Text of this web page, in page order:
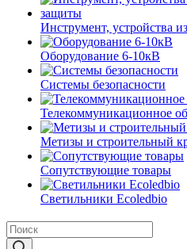
Инструмент, устройства
Оборудование 6-10кВ
Системы безопасности
Телекоммуникационное
Метизы и строительный
Сопутствующие товары
Светильники Ecoledbio